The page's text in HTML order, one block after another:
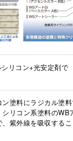
リコン+光安定剤で
塗料にラジカル塗
リコン系塗料のWB
紫外線を吸収するこ